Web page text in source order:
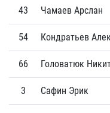
43 Чамаев Арслан
54 Кондратьев
66 Головатюк
3 Сафин Эрик